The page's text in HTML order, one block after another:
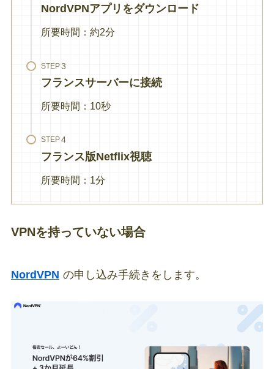
NordVPNアプリをダウンロード
所要時間：約2分
STEP
フランスサーバーに接続
所要時間：10秒
STEP
フランス版Netflix視聴
所要時間：1分
VPNを持っていない場合
NordVPN の申し込み手続きをします。